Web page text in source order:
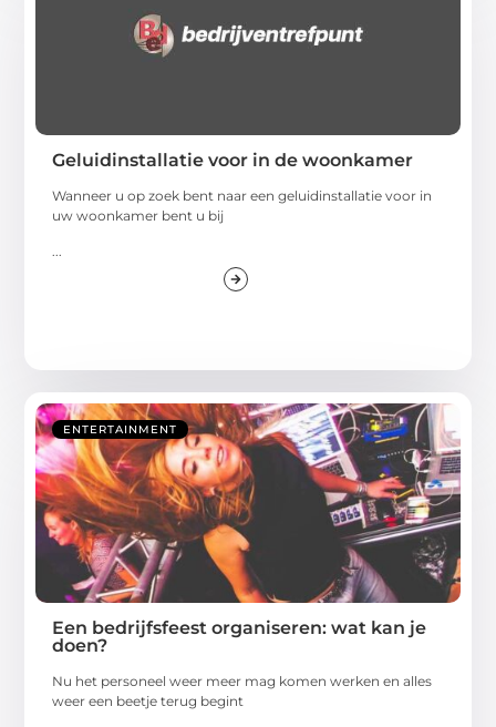
Geluidinstallatie voor in de woonkamer
Wanneer u op zoek bent naar een geluidinstallatie voor in
uw woonkamer bent u bij
ENTERTAINMENT
Een bedrijfsfeest organiseren: wat kan je
doen?
Nu het personeel weer meer mag komen werken en alles
weer een beetje terug begint